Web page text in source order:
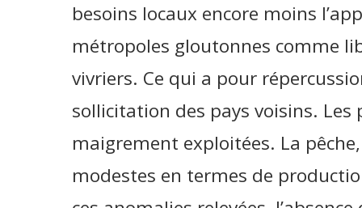
besoins locaux encore moins
métropoles gloutonnes comme
vivriers. Ce qui a pour
sollicitation des pays voisins.
maigrement exploitées. La
modestes en termes de